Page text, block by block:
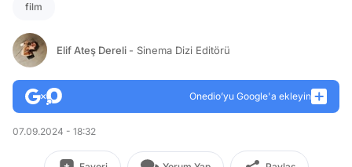
film
Elif Ateş Dereli - Sinema Dizi Editörü
Onedio’yu Google'a ekleyin
07.09.2024 - 18:32